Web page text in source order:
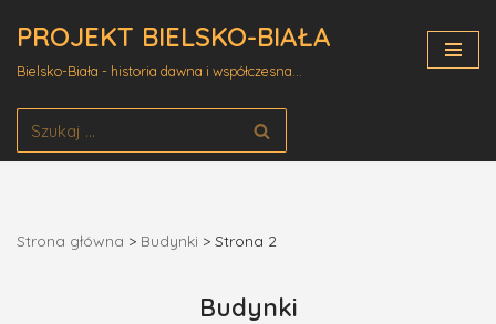
treści
PROJEKT BIELSKO-BIAŁA
Bielsko-Biała - historia dawna i współczesna...
Strona główna > Budynki > Strona 2
Budynki